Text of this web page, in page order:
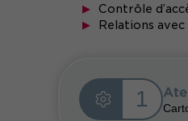
Contrôle
Relations
1